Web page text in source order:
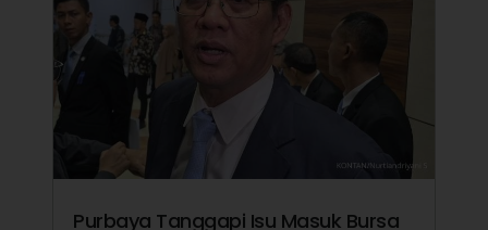
Purbaya Tanggapi Isu Masuk Bursa